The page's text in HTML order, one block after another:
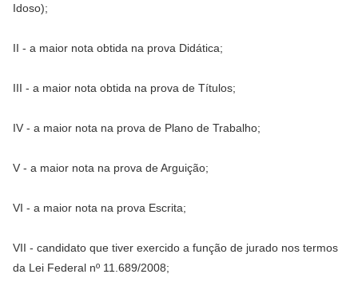
Idoso);
II - a maior nota obtida na prova Didática;
III - a maior nota obtida na prova de Títulos;
IV - a maior nota na prova de Plano de Trabalho;
V - a maior nota na prova de Arguição;
VI - a maior nota na prova Escrita;
VII - candidato que tiver exercido a função de jurado nos termos
da Lei Federal nº 11.689/2008;